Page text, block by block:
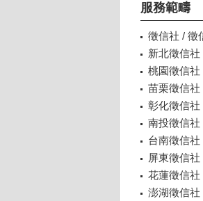
服務範疇
徵信社 / 徵
新北徵信社
桃園徵信社
苗栗徵信社
彰化徵信社
南投徵信社
台南徵信社
屏東徵信社
花蓮徵信社
澎湖徵信社